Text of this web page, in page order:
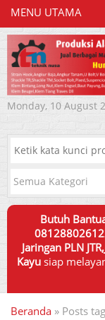
MENU UTAMA
Monday, 10 August
Butuh
Jaringan PLN
Kayusiap
Beranda » Posts